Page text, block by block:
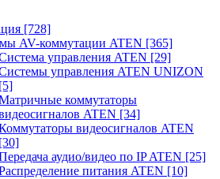
[728]
AV-коммутации ATEN [365]
управления ATEN [29]
управления ATEN UNIZON
[5]
коммутаторы
ATEN [34]
видеосигналов ATEN
[30]
аудио/видео по IP ATEN [25]
питания ATEN [10]